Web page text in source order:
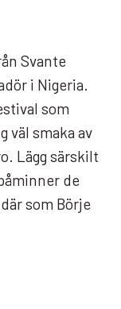
Svante
i Nigeria.
som
väl smaka av
Lägg särskilt
de
som Börje